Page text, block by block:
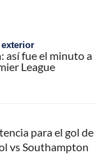
así fue el minuto a
League
para el gol de
vs Southampton